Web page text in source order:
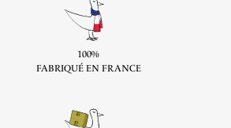
100%
FABRIQUÉ EN FRANCE